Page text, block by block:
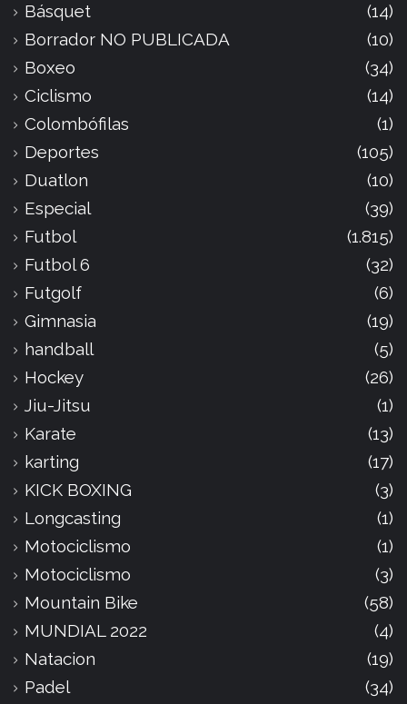
Básquet
(14)
Borrador NO PUBLICADA
(10)
Boxeo
(34)
Ciclismo
(14)
Colombófilas
(1)
Deportes
(105)
Duatlon
(10)
Especial
(39)
Futbol
(1.815)
Futbol 6
(32)
Futgolf
(6)
Gimnasia
(19)
handball
(5)
Hockey
(26)
Jiu-Jitsu
(1)
Karate
(13)
karting
(17)
KICK BOXING
(3)
Longcasting
(1)
Motociclismo
(1)
Motociclismo
(3)
Mountain Bike
(58)
MUNDIAL 2022
(4)
Natacion
(19)
Padel
(34)